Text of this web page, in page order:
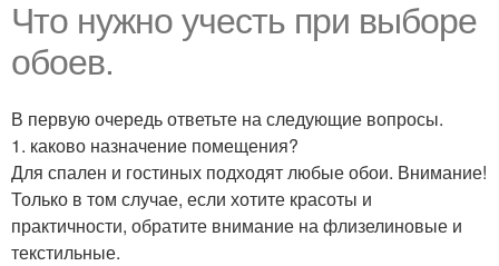
Что нужно учесть при выборе
обоев.
В первую очередь ответьте на следующие вопросы.
1. каково назначение помещения?
Для спален и гостиных подходят любые обои. Внимание!
Только в том случае, если хотите красоты и
практичности, обратите внимание на флизелиновые и
текстильные.